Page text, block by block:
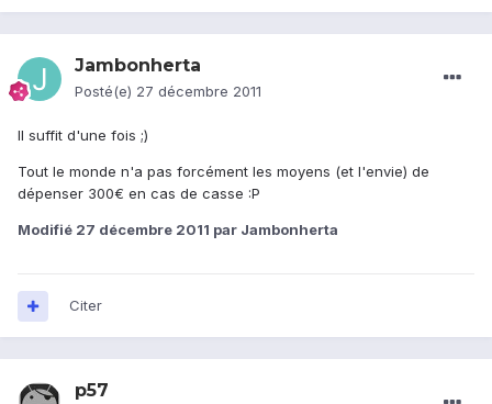
Jambonherta
Posté(e) 27 décembre 2011
Il suffit d'une fois ;)
Tout le monde n'a pas forcément les moyens (et l'envie) de
dépenser 300€ en cas de casse :P
Modifié 27 décembre 2011 par Jambonherta
Citer
p57